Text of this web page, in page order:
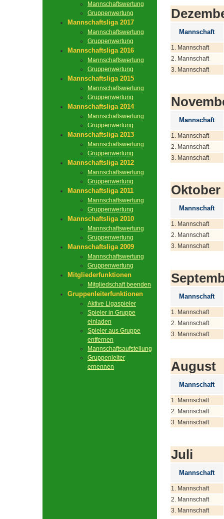
Mannschaftswertung
Gruppenwertung
Mannschaftsliga 2017
Mannschaftswertung
Gruppenwertung
Mannschaftsliga 2016
Mannschaftswertung
Gruppenwertung
Mannschaftsliga 2015
Mannschaftswertung
Gruppenwertung
Mannschaftsliga 2014
Mannschaftswertung
Gruppenwertung
Mannschaftsliga 2013
Mannschaftswertung
Gruppenwertung
Mannschaftsliga 2012
Mannschaftswertung
Gruppenwertung
Mannschaftsliga 2011
Mannschaftswertung
Gruppenwertung
Mannschaftsliga 2010
Mannschaftswertung
Gruppenwertung
Mannschaftsliga 2009
Mannschaftswertung
Gruppenwertung
Mitgliederfunktionen
Mitgliedschaft beenden
Gruppenleiterfunktionen
Aktive Ligaspieler
Spieler in Gruppe
einladen
Spieler aus Gruppe
entfernen
Mannschaftsaufstellung
Gruppenleiter
ernennen
Mannschaft
1. Mannschaft
2. Mannschaft
3. Mannschaft
Mannschaft
1. Mannschaft
2. Mannschaft
3. Mannschaft
Oktober
Mannschaft
1. Mannschaft
2. Mannschaft
3. Mannschaft
Mannschaft
1. Mannschaft
2. Mannschaft
3. Mannschaft
August
Mannschaft
1. Mannschaft
2. Mannschaft
3. Mannschaft
Juli
Mannschaft
1. Mannschaft
2. Mannschaft
3. Mannschaft